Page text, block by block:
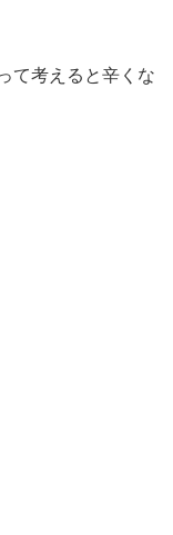
て考えると辛くな